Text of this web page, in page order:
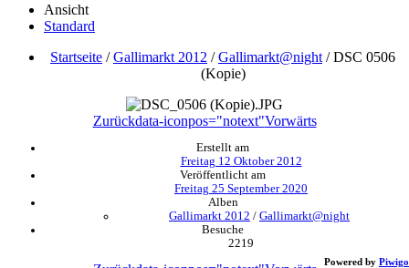
Ansicht
Standard
Startseite /Gallimarkt 2012 /Gallimarkt@night /DSC 0506
(Kopie)
Zurückdata-iconpos="notext"Vorwärts
Erstellt am
Freitag 12 Oktober 2012
Veröffentlicht am
Freitag 25 September 2020
Alben
Gallimarkt 2012 / Gallimarkt@night
Besuche
2219
Powered by Piwigo